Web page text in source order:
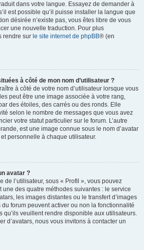
dans votre langue. Essayez de demander à
est possible qu’il puisse installer la langue que
désirée n’existe pas, vous êtes libre de vous
une nouvelle traduction. Pour plus
rendre sur le site internet de phpBB® (en
à côté de mon nom d’utilisateur ?
à côté de votre nom d’utilisateur lorsque vous
peut être une image associée à votre rang,
des étoiles, des carrés ou des ronds. Elle
selon le nombre de messages que vous avez
votre statut particulier sur le forum. L’autre
est une image connue sous le nom d’avatar
personnelle à chaque utilisateur.
avatar ?
de l’utilisateur, sous « Profil », vous pouvez
des quatre méthodes suivantes : le service
les images distantes ou le transfert d’images
forum peuvent activer ou non la fonctionnalité
qu’ils veuillent rendre disponible aux utilisateurs.
d’avatars, nous vous invitons à contacter un